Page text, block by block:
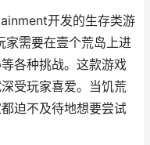
开发的生存类游
家需要在壹个荒岛上进
各种挑战。这款游戏
受玩家喜爱。当饥荒
迫不及待地想要尝试